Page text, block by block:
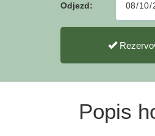
Odjezd:
Popis